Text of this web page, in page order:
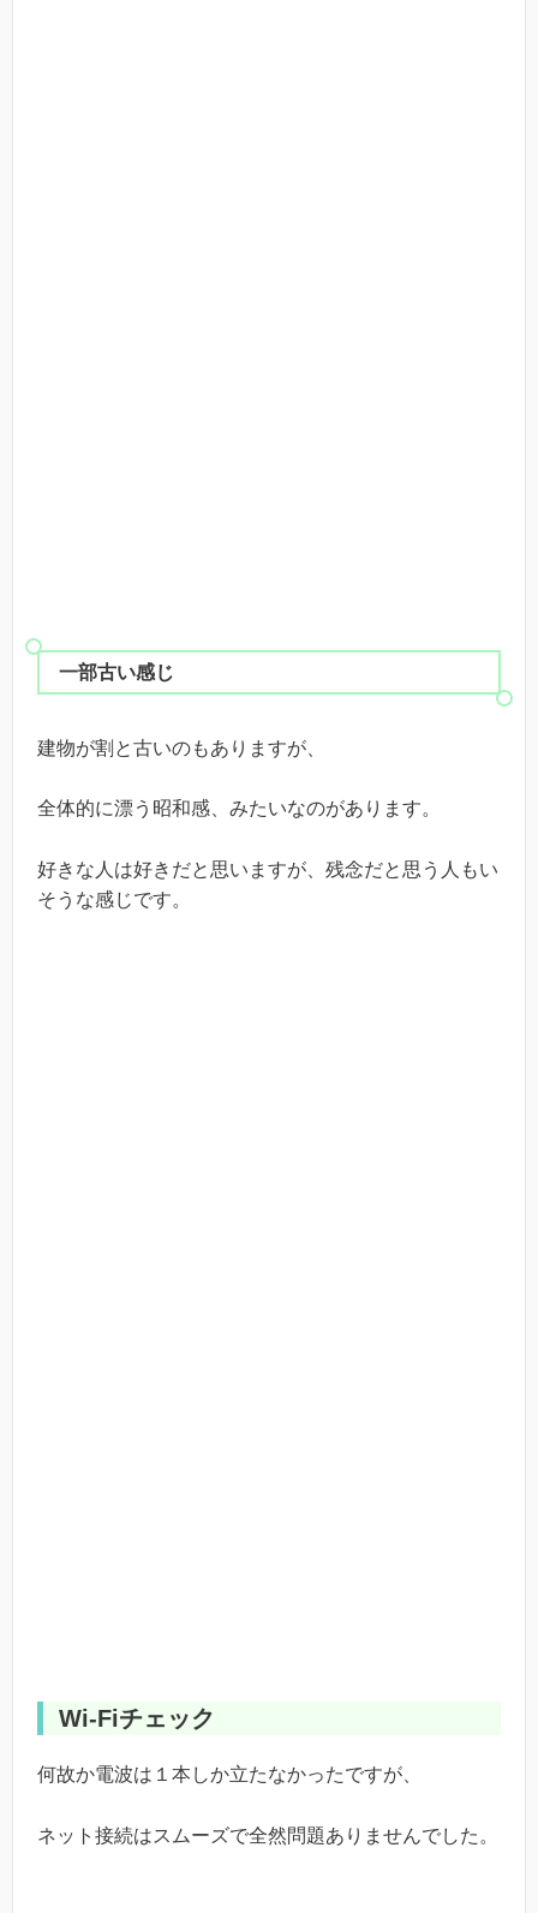
一部古い感じ
建物が割と古いのもありますが、
全体的に漂う昭和感、みたいなのがあります。
好きな人は好きだと思いますが、残念だと思う人もい
そうな感じです。
Wi-Fiチェック
何故か電波は１本しか立たなかったですが、
ネット接続はスムーズで全然問題ありませんでした。